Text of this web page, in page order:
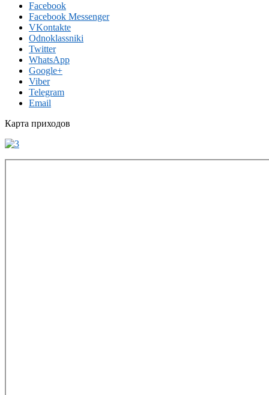
Facebook
Facebook Messenger
VKontakte
Odnoklassniki
Twitter
WhatsApp
Google+
Viber
Telegram
Email
Карта приходов